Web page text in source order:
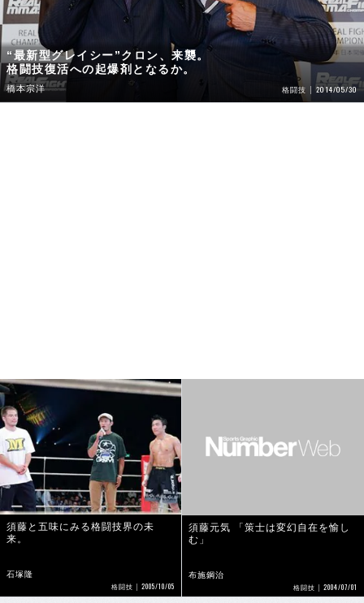
“最新型グレイシー”クロン、来襲。
格闘技復活への起爆剤となるか。
橋本宗洋 格闘技 2014/05/30
須藤と五味にみる格闘技界の未
来。
石塚隆
格闘技 2005/10/05
須藤元気 「策士は変幻自在を愉し
む」
布施鋼治
格闘技 2004/07/01